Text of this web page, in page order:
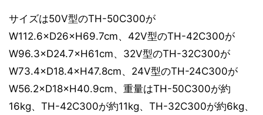
サイズは50V型のTH-50C300が
W112.6×D26×H69.7cm、42V型のTH-42C300が
W96.3×D24.7×H61cm、32V型のTH-32C300が
W73.4×D18.4×H47.8cm、24V型のTH-24C300が
W56.2×D18×H40.9cm、重量はTH-50C300が約
16kg、TH-42C300が約11kg、TH-32C300が約6kg、